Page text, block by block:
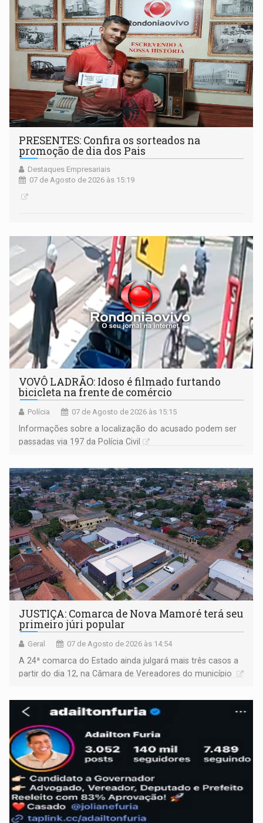
PRESENTES: Confira os sorteados na
promoção de dia dos Pais
Destaques Empresariais
07 de Agosto de 2026 às 15:19
VOVÔ LADRÃO: Idoso é filmado furtando
bicicleta na frente de comércio
Polícia 07 de Agosto de 2026 às 15:15
Informações sobre a localização do acusado podem ser
passadas via 197 da Polícia Civil
JUSTIÇA: Comarca de Nova Mamoré terá seu
primeiro júri popular
Geral 07 de Agosto de 2026 às 14:54
A 24ª comarca do Estado ainda julgará mais três casos a
partir do dia 12, na Câmara de Vereadores do município